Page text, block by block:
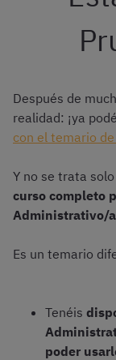
Después de
realidad: ¡ya
con el temario
Y no se trata
curso completo
Administrativo/
Es un temario
Tenéis
poder